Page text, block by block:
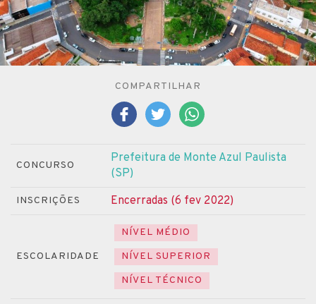
COMPARTILHAR
CONCURSO
Prefeitura de Monte Azul Paulista
(SP)
INSCRIÇÕES Encerradas (6 fev 2022)
ESCOLARIDADE
NÍVEL MÉDIO
NÍVEL SUPERIOR
NÍVEL TÉCNICO